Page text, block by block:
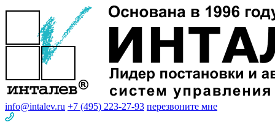
info@intalev.ru +7 (495) 223-27-93 перезвоните мне